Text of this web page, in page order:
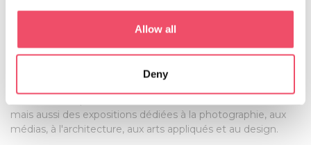
If you allow, we would also like to:
which can be accurate to within several meters
Identify your device by actively scanning it for
specific characteristics (fingerprinting)
Find out more about how your personal data is processed
and set your preferences in thedetails section.
Allow all
Deny
une exposition thématique dédiée à un artiste étranger est
organisée dans la petite galerie, située près de la rue Váci
mais aussi des expositions dédiées à la photographie, aux
médias, à l'architecture, aux arts appliqués et au design.